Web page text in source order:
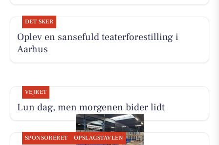
DET SKER
Oplev en sansefuld teaterforestilling i
Aarhus
VEJRET
Lun dag, men morgenen bider lidt
SPONSORERET OPSLAGSTAVLEN